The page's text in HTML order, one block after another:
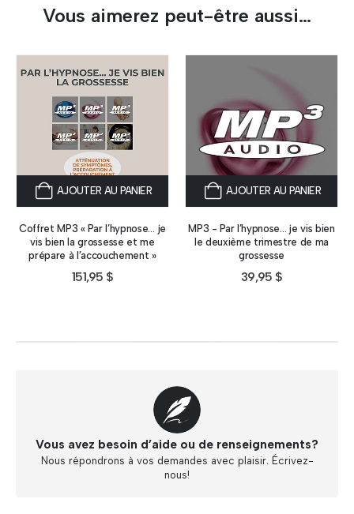
Vous aimerez peut-être aussi…
AJOUTER AU PANIER
Coffret MP3 « Par l’hypnose… je
vis bien la grossesse et me
prépare à l’accouchement »
151,95 $
AJOUTER AU PANIER
MP3 - Par l’hypnose… je vis bien
le deuxième trimestre de ma
grossesse
39,95 $
Vous avez besoin d’aide ou de renseignements?
Nous répondrons à vos demandes avec plaisir. Écrivez-
nous!